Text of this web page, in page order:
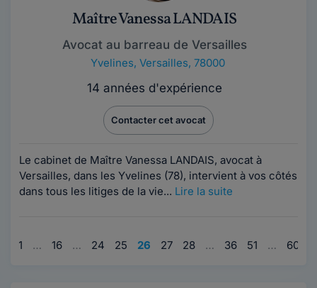
Maître Vanessa LANDAIS
Avocat au barreau de Versailles
Yvelines, Versailles, 78000
14 années d'expérience
Contacter cet avocat
Le cabinet de Maître Vanessa LANDAIS, avocat à
Versailles, dans les Yvelines (78), intervient à vos côtés
dans tous les litiges de la vie... Lire la suite
1 … 16 … 24 25 26 27 28 … 36 51 … 60